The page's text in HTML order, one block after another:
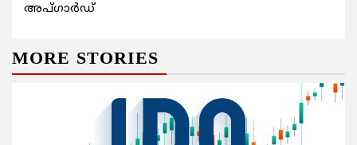
അപ്ഗാര്‍ഡ്
MORE STORIES